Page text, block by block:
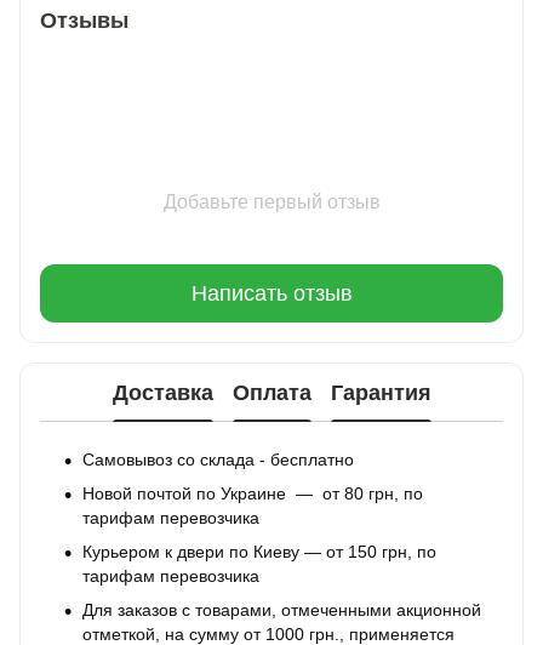
Отзывы
Добавьте первый отзыв
Написать отзыв
Доставка Оплата Гарантия
Самовывоз со склада - бесплатно
Новой почтой по Украине — от 80 грн, по
тарифам перевозчика
Курьером к двери по Киеву — от 150 грн, по
тарифам перевозчика
Для заказов с товарами, отмеченными акционной
отметкой, на сумму от 1000 грн., применяется